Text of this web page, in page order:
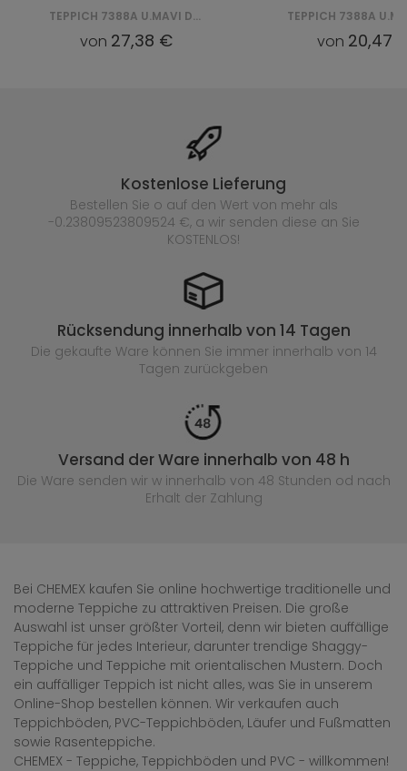
TEPPICH 7388A U.MAVI DELHI SFG
von 27,38 € von 20,47
Kostenlose Lieferung
Bestellen Sie o auf den Wert von mehr als
-0.23809523809524 €, a wir senden diese an Sie
KOSTENLOS!
Rücksendung innerhalb von 14 Tagen
Die gekaufte Ware können Sie immer innerhalb von 14
Tagen zurückgeben
Versand der Ware innerhalb von 48 h
Die Ware senden wir w innerhalb von 48 Stunden od nach
Erhalt der Zahlung
Bei CHEMEX kaufen Sie online hochwertige traditionelle und
moderne Teppiche zu attraktiven Preisen. Die große
Auswahl ist unser größter Vorteil, denn wir bieten auffällige
Teppiche für jedes Interieur, darunter trendige Shaggy-
Teppiche und Teppiche mit orientalischen Mustern. Doch
ein auffälliger Teppich ist nicht alles, was Sie in unserem
Online-Shop bestellen können. Wir verkaufen auch
Teppichböden, PVC-Teppichböden, Läufer und Fußmatten
sowie Rasenteppiche.
CHEMEX - Teppiche, Teppichböden und PVC - willkommen!